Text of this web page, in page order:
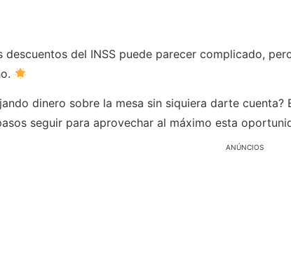
del INSS puede parecer complicado,
dinero sobre la mesa sin siquiera darte
seguir para aprovechar al máximo esta
ANÚNCIOS